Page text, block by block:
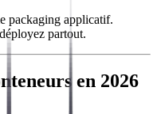
packaging applicatif.
partout.
en 2026